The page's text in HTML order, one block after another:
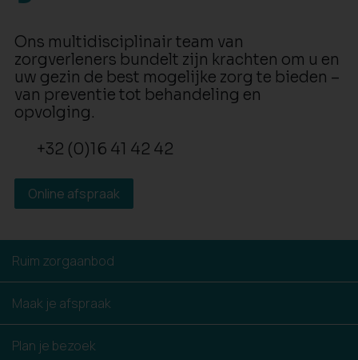
Ons multidisciplinair team van
zorgverleners bundelt zijn krachten om u en
uw gezin de best mogelijke zorg te bieden –
van preventie tot behandeling en
opvolging.
+32 (0)16 41 42 42
Online afspraak
Ruim zorgaanbod
Maak je afspraak
Plan je bezoek